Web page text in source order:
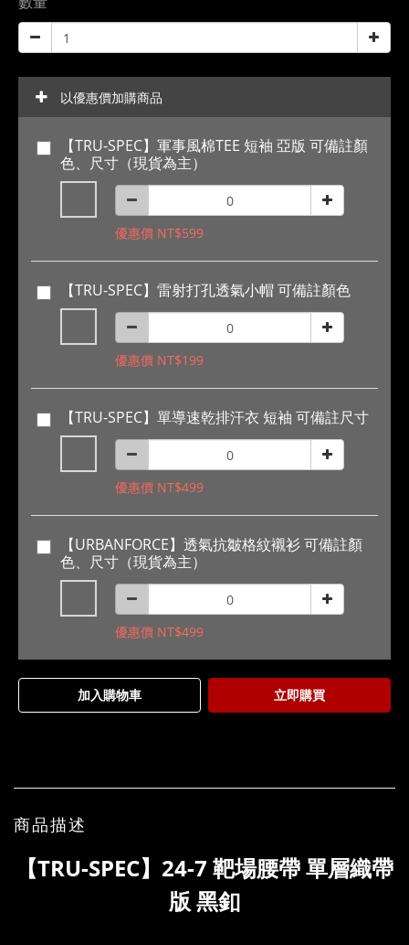
以優惠價加購商品
【TRU-SPEC】軍事風棉TEE 短袖 亞版 可備註顏
色、尺寸（現貨為主）
優惠價 NT$599
【TRU-SPEC】雷射打孔透氣小帽 可備註顏色
優惠價 NT$199
【TRU-SPEC】單導速乾排汗衣 短袖 可備註尺寸
優惠價 NT$499
【URBANFORCE】透氣抗皺格紋襯衫 可備註顏
色、尺寸（現貨為主）
優惠價 NT$499
加入購物車 立即購買
商品描述
【TRU-SPEC】24-7 靶場腰帶 單層織帶
版 黑釦